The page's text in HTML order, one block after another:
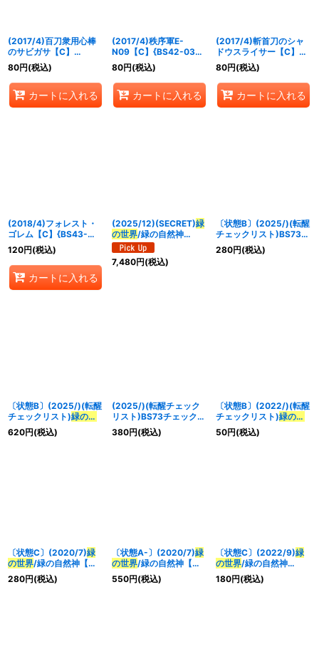
(2017/4)百刀衆用心棒
のサビガサ【C】
{BS42-035}《緑》
80円(税込)
カートに入れる
(2017/4)秩序軍E-
N09【C】{BS42-038}
《白》
80円(税込)
カートに入れる
(2017/4)斬首刀のシャ
ドウスライサー【C】
{BS42-RV004}《紫》
80円(税込)
カートに入れる
(2018/4)フォレスト・
ゴレム【C】{BS43-
RV029}《青》
120円(税込)
カートに入れる
(2025/12)(SECRET)緑
の世界/緑の自然神
【CP-SEC】{BS73-
TCP03a/BS73-
TCP03b}《緑》
7,480円(税込)
〔状態B〕(2025/)(転醒
チェックリスト)BS73チ
ェックリスト3【-】
{BS73-5/6}《無》
280円(税込)
〔状態B〕(2025/)(転醒
チェックリスト)緑の世
界/緑の自然神【-】
{BS73-TCP03a/BS73-
620円(税込)
(2025/)(転醒チェック
リスト)BS73チェックリ
スト3【-】{BS73-5/6}
《無》
380円(税込)
〔状態B〕(2022/)(転醒
チェックリスト)緑の世
界/緑の自然神【-】
{BS53-TX03a/BS53-
50円(税込)
〔状態C〕(2020/7)緑
の世界/緑の自然神【転
醒X】{BS53-
TX03a/BS53-TX03b}
280円(税込)
〔状態A-〕(2020/7)緑
の世界/緑の自然神【転
醒X】{BS53-
TX03a/BS53-TX03b}
550円(税込)
〔状態C〕(2022/9)緑
の世界/緑の自然神
(BS61収録)【転醒X】
{BS53-TX03a/BS53-
180円(税込)